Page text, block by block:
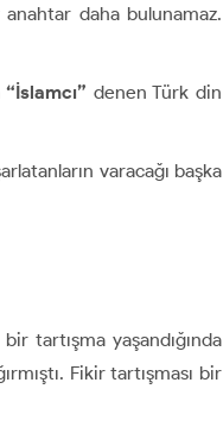
daha bulunamaz.
“İslamcı” denen Türk din
varacağı başka
tartışma yaşandığında
Fikir tartışması bir